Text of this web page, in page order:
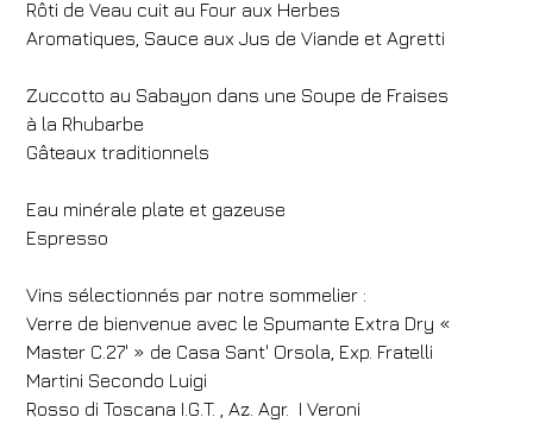
1 2
0
Rôti de Veau cuit au Four aux Herbes
Aromatiques, Sauce aux Jus de Viande et Agretti
Zuccotto au Sabayon dans une Soupe de Fraises
à la Rhubarbe
Gâteaux traditionnels
Eau minérale plate et gazeuse
Espresso
Vins sélectionnés par notre sommelier :
Verre de bienvenue avec le Spumante Extra Dry «
Master C.27' » de Casa Sant' Orsola, Exp. Fratelli
Martini Secondo Luigi
Rosso di Toscana I.G.T. , Az. Agr. I Veroni